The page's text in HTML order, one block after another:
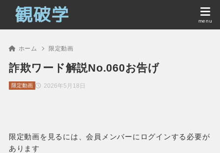
ホーム 限定動画
詐欺ワード解説No.060お告げ
2026年5月18日
限定動画
限定動画を見るには、会員メンバーにログインする必要が
あります